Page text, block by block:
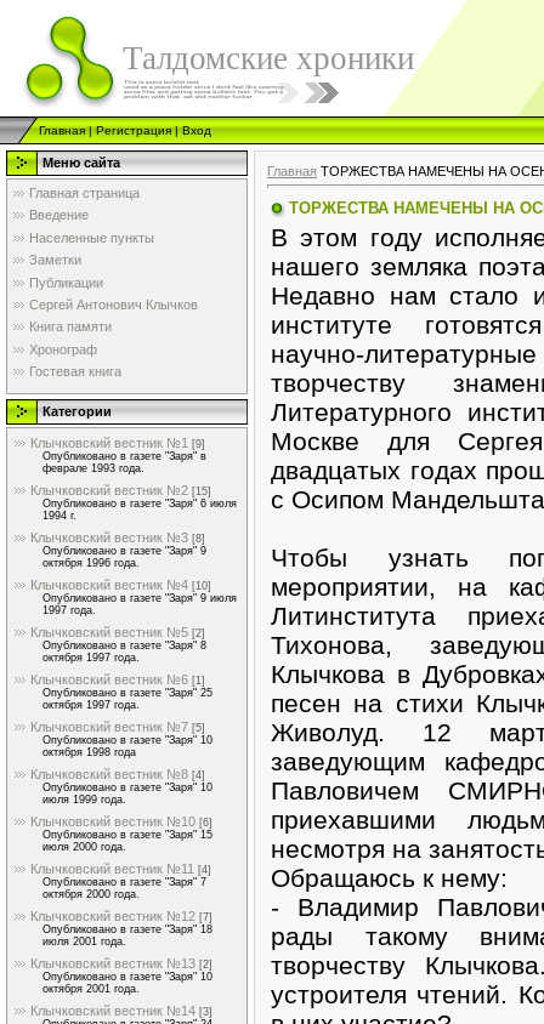
Талдомские хроники
Главная|Регистрация|Вход
Меню сайта
Главная страница
Введение
Населенные пункты
Заметки
Публикации
Сергей Антонович Клычков
Книга памяти
Хронограф
Гостевая книга
Категории
Клычковский вестник №1 [9]
Опубликовано в газете "Заря" в
феврале 1993 года.
Клычковский вестник №2 [15]
Опубликовано в газете "Заря" 6 июля
1994 г.
Клычковский вестник №3 [8]
Опубликовано в газете "Заря" 9
октября 1996 года.
Клычковский вестник №4 [10]
Опубликовано в газете "Заря" 9 июля
1997 года.
Клычковский вестник №5 [2]
Опубликовано в газете "Заря" 8
октября 1997 года.
Клычковский вестник №6 [1]
Опубликовано в газете "Заря" 25
октября 1997 года.
Клычковский вестник №7 [5]
Опубликовано в газете "Заря" 10
октября 1998 года
Клычковский вестник №8 [4]
Опубликовано в газете "Заря" 10
июля 1999 года.
Клычковский вестник №10 [6]
Опубликовано в газете "Заря" 15
июля 2000 года.
Клычковский вестник №11 [4]
Опубликовано в газете "Заря" 7
октября 2000 года.
Клычковский вестник №12 [7]
Опубликовано в газете "Заря" 18
июля 2001 года.
Клычковский вестник №13 [2]
Опубликовано в газете "Заря" 10
октября 2001 года.
Клычковский вестник №14 [3]
Главная ТОРЖЕСТВА НАМЕЧЕНЫ НА
ТОРЖЕСТВА НАМЕЧЕНЫ НА
В этом году
нашего земляка
Недавно нам стало
институте
научно-
творчеству
Литературного
Москве для
двадцатых годах
с Осипом
Чтобы узнать
мероприятии, на
Литинститута
Тихонова,
Клычкова в
песен на стихи
Живолуд. 12
заведующим
Павловичем
приехавшими
несмотря на
Об­ращаюсь к нему:
- Владимир
рады тако­му
творчеству
устроителя чтений.